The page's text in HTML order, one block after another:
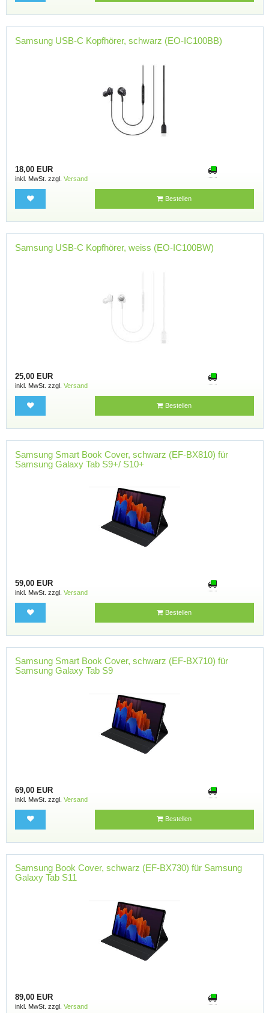
Samsung USB-C Kopfhörer, schwarz (EO-IC100BB)
18,00 EUR
inkl. MwSt. zzgl. Versand
Bestellen
Samsung USB-C Kopfhörer, weiss (EO-IC100BW)
25,00 EUR
inkl. MwSt. zzgl. Versand
Bestellen
Samsung Smart Book Cover, schwarz (EF-BX810) für
Samsung Galaxy Tab S9+/ S10+
59,00 EUR
inkl. MwSt. zzgl. Versand
Bestellen
Samsung Smart Book Cover, schwarz (EF-BX710) für
Samsung Galaxy Tab S9
69,00 EUR
inkl. MwSt. zzgl. Versand
Bestellen
Samsung Book Cover, schwarz (EF-BX730) für Samsung
Galaxy Tab S11
89,00 EUR
inkl. MwSt. zzgl. Versand